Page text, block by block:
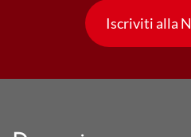
Iscriviti alla